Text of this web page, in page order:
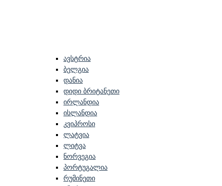
ავსტრია
ბელგია
დანია
დიდი ბრიტანეთი
ირლანდია
ისლანდია
კვიპროსი
ლატვია
ლიტვა
ნორვეგია
პორტუგალია
რუმინეთი